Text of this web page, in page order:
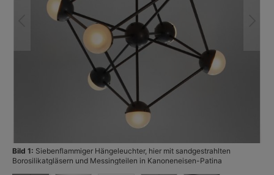
Bild 1: Siebenflammiger Hängeleuchter, hier mit sandgestrahlten
Borosilikatgläsern und Messingteilen in Kanoneneisen-Patina